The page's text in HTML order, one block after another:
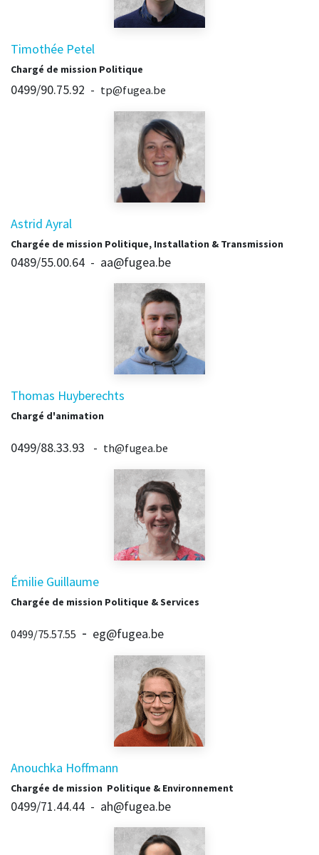
Timothée Petel
Chargé de mission Politique
0499/90.75.92 - tp@fugea.be
Astrid Ayral
Chargée de mission Politique, Installation & Transmission
0489/55.00.64 - aa@fugea.be
Thomas Huyberechts
Chargé d'animation
0499/88.33.93 - th@fugea.be
Émilie Guillaume
Chargée de mission Politique & Services
0499/75.57.55 - eg@fugea.be
Anouchka Hoffmann
Chargée de mission Politique & Environnement
0499/71.44.44 - ah@fugea.be